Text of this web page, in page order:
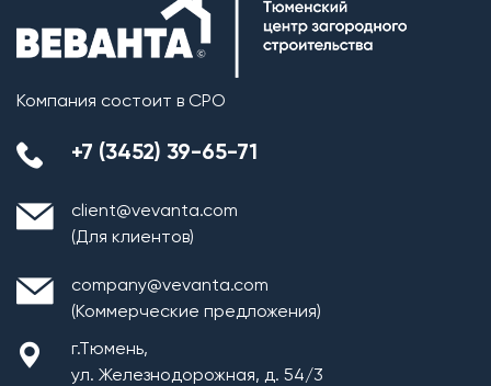
Компания состоит в СРО
+7 (3452) 39-65-71
client@vevanta.com
(Для клиентов)
company@vevanta.com
(Коммерческие предложения)
г.Тюмень,
ул. Железнодорожная, д. 54/3